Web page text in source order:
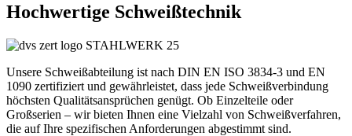
Hochwertige Schweißtechnik
Unsere Schweißabteilung ist nach DIN EN ISO 3834-3 und EN
1090 zertifiziert und gewährleistet, dass jede Schweißverbindung
höchsten Qualitätsansprüchen genügt. Ob Einzelteile oder
Großserien – wir bieten Ihnen eine Vielzahl von Schweißverfahren,
die auf Ihre spezifischen Anforderungen abgestimmt sind.